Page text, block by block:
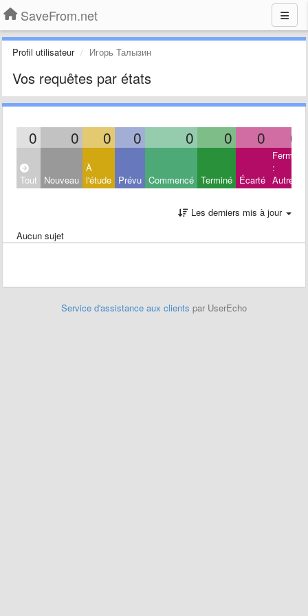
SaveFrom.net
Profil utilisateur Игорь Талызин
Vos requêtes par états
0 0 0 0 0 0 0 0
Tout Nouveau
À
l'étude Prévu Commencé Terminé Écarté
Fermé
:
Autres
Les derniers mis à jour
Aucun sujet
Service d'assistance aux clients par UserEcho